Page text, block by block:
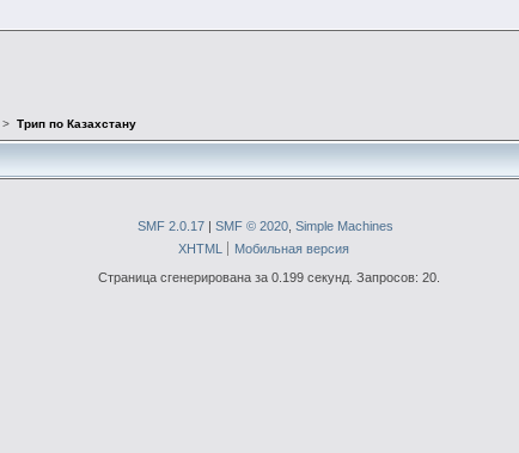
> Трип по Казахстану
SMF 2.0.17| SMF © 2020, Simple Machines
XHTML
Мобильная версия
Страница сгенерирована за 0.199 секунд. Запросов: 20.